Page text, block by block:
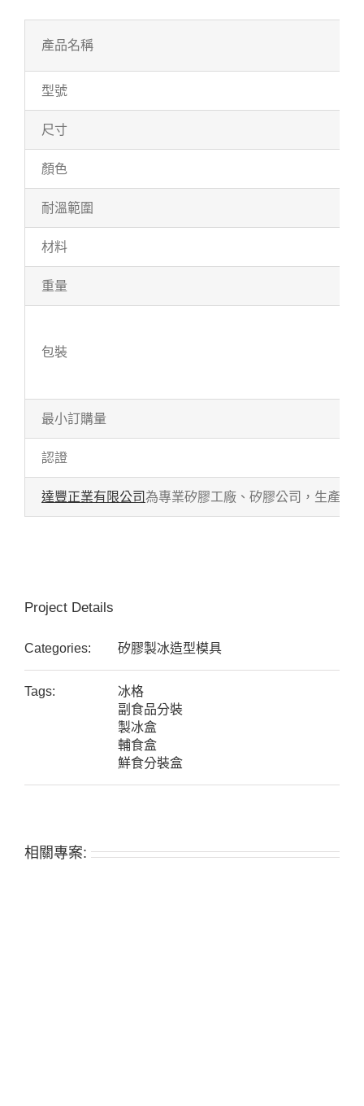
產品名稱
型號
尺寸
顏色
耐溫範圍
材料
重量
包裝
最小訂購量
認證
達豐正業有限公司為專業矽膠工廠、矽膠公司，生產各
Project Details
Categories: 矽膠製冰造型模具
Tags:
冰格
副食品分裝
製冰盒
輔食盒
鮮食分裝盒
相關專案: